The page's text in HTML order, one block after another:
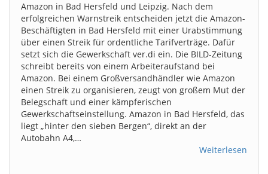
Amazon in Bad Hersfeld und Leipzig. Nach dem
erfolgreichen Warnstreik entscheiden jetzt die Amazon-
Beschäftigten in Bad Hersfeld mit einer Urabstimmung
über einen Streik für ordentliche Tarifverträge. Dafür
setzt sich die Gewerkschaft ver.di ein. Die BILD-Zeitung
schreibt bereits von einem Arbeiteraufstand bei
Amazon. Bei einem Großversandhändler wie Amazon
einen Streik zu organisieren, zeugt von großem Mut der
Belegschaft und einer kämpferischen
Gewerkschaftseinstellung. Amazon in Bad Hersfeld, das
liegt „hinter den sieben Bergen“, direkt an der
Autobahn A4,…
Weiterlesen